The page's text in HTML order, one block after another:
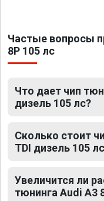
Частые вопросы
8P 105 лс
Что дает чип
дизель 105 лс?
Сколько стоит
TDI дизель 105
Увеличится ли
тюнинга Audi A3